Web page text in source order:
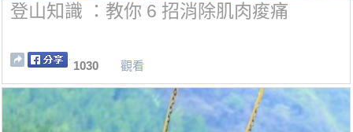
登山知識 ：教你 6 招消除肌肉痠痛
1030 觀看